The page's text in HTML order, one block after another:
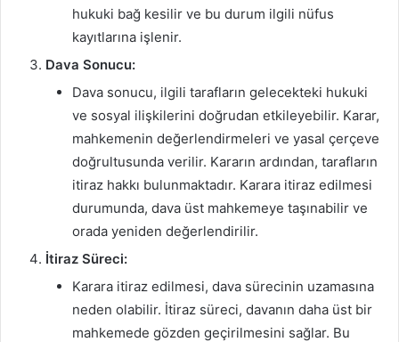
hukuki bağ kesilir ve bu durum ilgili nüfus
kayıtlarına işlenir.
Dava Sonucu:
Dava sonucu, ilgili tarafların gelecekteki hukuki
ve sosyal ilişkilerini doğrudan etkileyebilir. Karar,
mahkemenin değerlendirmeleri ve yasal çerçeve
doğrultusunda verilir. Kararın ardından, tarafların
itiraz hakkı bulunmaktadır. Karara itiraz edilmesi
durumunda, dava üst mahkemeye taşınabilir ve
orada yeniden değerlendirilir.
İtiraz Süreci:
Karara itiraz edilmesi, dava sürecinin uzamasına
neden olabilir. İtiraz süreci, davanın daha üst bir
mahkemede gözden geçirilmesini sağlar. Bu